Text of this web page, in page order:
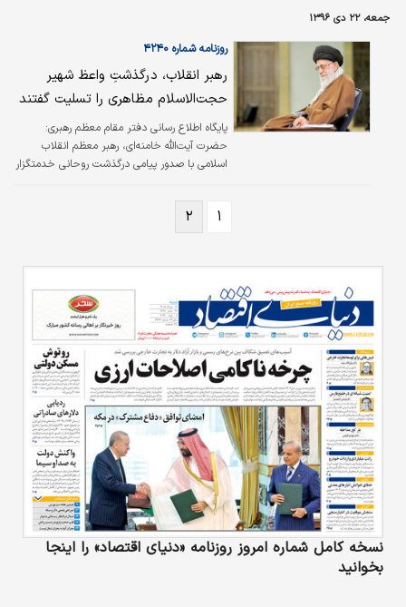
جمعه، ۲۲ دی ۱۳۹۶
روزنامه شماره ۴۲۴۰
رهبر انقلاب، درگذشتِ واعظ شهیر
حجت‌الاسلام مظاهری را تسلیت گفتند
پایگاه اطلاع رسانی دفتر مقام معظم رهبری:
حضرت آیت‌الله خامنه‌ای، رهبر معظم انقلاب
اسلامی با صدور پیامی درگذشت روحانی خدمتگزار
تسلیت گفتند. در متن پیام رهبر معظم انقلاب
اسلامی آمده است: «درگذشت روحانی خدمتگزار و
واعظ شهیر حجت‌‌الاسلام آقای حاج مهدی مظاهری
خاندان مکرّم و بازماندگان محترم ایشان تسلیت
عرض می‌کنم. زمزمه‌ معنویِ دعا و نیایش آن مرحوم
در شب‌های جمعه و سحرهای ماه مبارک رمضان
طی سال‌های…
۱ ۲
نسخه کامل شماره امروز روزنامه «دنیای‌ اقتصاد» را اینجا
بخوانید